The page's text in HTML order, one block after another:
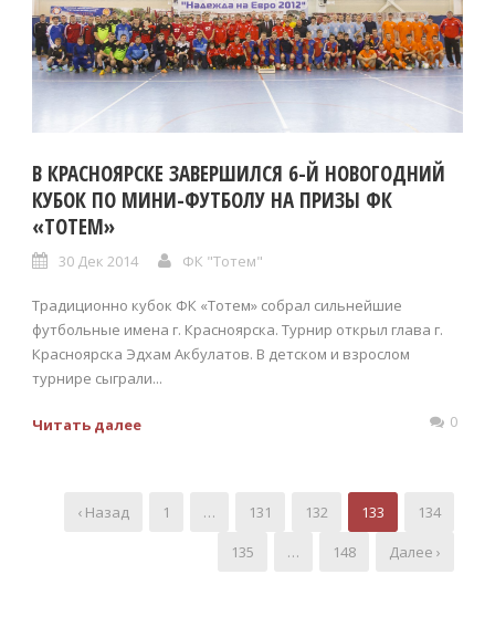
В КРАСНОЯРСКЕ ЗАВЕРШИЛСЯ 6-Й НОВОГОДНИЙ
КУБОК ПО МИНИ-ФУТБОЛУ НА ПРИЗЫ ФК
«ТОТЕМ»
30 Дек 2014 ФК "Тотем"
Традиционно кубок ФК «Тотем» собрал сильнейшие
футбольные имена г. Красноярска. Турнир открыл глава г.
Красноярска Эдхам Акбулатов. В детском и взрослом
турнире сыграли...
Читать далее 0
‹ Назад 1 … 131 132 133
134
135
… 148 Далее ›